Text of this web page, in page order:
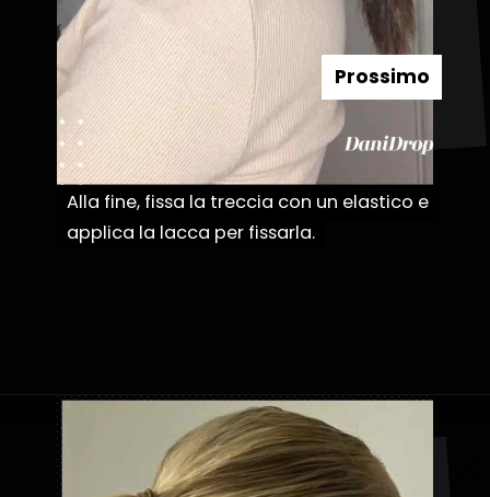
Alla fine, fissa la treccia con un elastico e
applica la lacca per fissarla.
Alla fine, fissa la treccia con un elastico e
applica la lacca per fissarla.
Prossimo
Apertura in corso